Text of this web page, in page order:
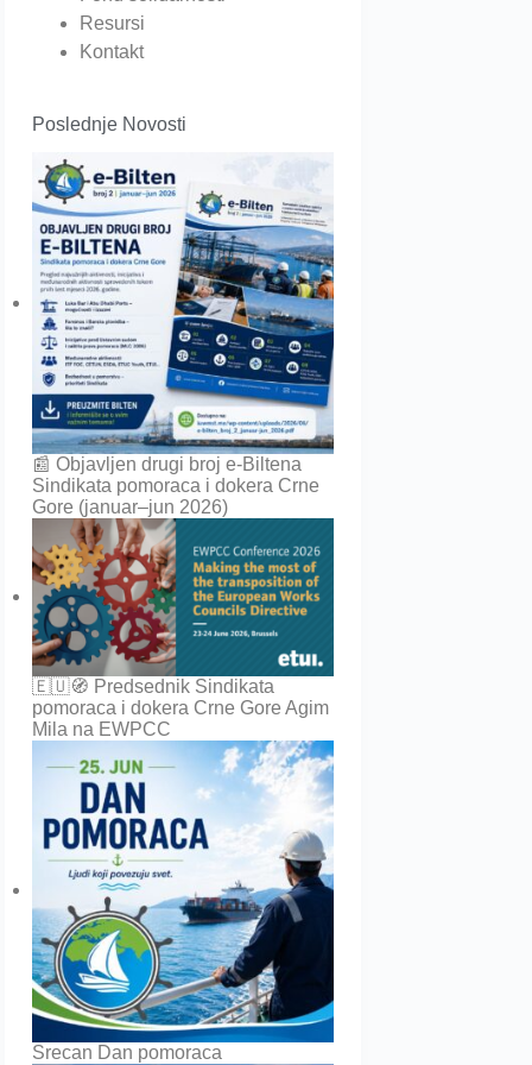
Resursi
Kontakt
Poslednje Novosti
📰 Objavljen drugi broj e-Biltena
Sindikata pomoraca i dokera Crne
Gore (januar–jun 2026)
🇪🇺🧭 Predsednik Sindikata
pomoraca i dokera Crne Gore Agim
Mila na EWPCC
Srecan Dan pomoraca